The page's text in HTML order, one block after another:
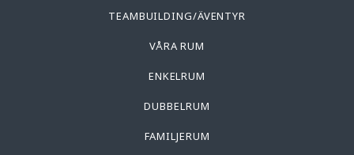
TEAMBUILDING/ÄVENTYR
VÅRA RUM
ENKELRUM
DUBBELRUM
FAMILJERUM